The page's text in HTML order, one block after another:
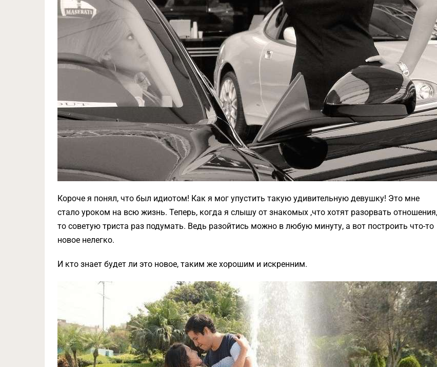
Короче я понял, что был идиотом! Как я мог упустить такую удивительную девушку! Это мне
стало уроком на всю жизнь. Теперь, когда я слышу от знакомых ,что хотят разорвать отношения,
то советую триста раз подумать. Ведь разойтись можно в любую минуту, а вот построить что-то
новое нелегко.
И кто знает будет ли это новое, таким же хорошим и искренним.